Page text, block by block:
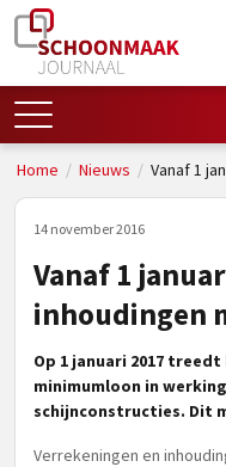
Home / Nieuws / Vanaf 1
14 november 2016
Vanaf 1
inhoudingen
Op 1 januari 2017
minimumloon in
schijnconstructies. Dit
Verrekeningen en